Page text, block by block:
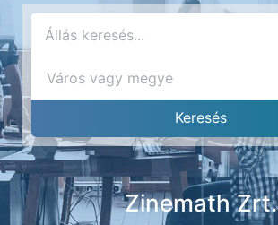
Zinemath Zrt.